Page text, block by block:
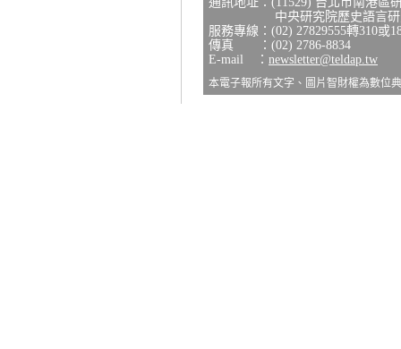
中央研究院歷史語言研究
服務專線：(02) 27829555轉310或
傳真 ：(02) 2786-8834
E-mail ： newsletter@teldap.tw
本電子報所有文字、圖片智財權為數位